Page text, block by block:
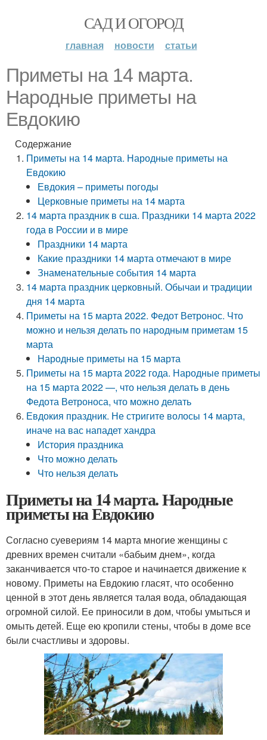
САД И ОГОРОД
главная новости статьи
Приметы на 14 марта.
Народные приметы на
Евдокию
Содержание
Приметы на 14 марта. Народные приметы на
Евдокию
Евдокия – приметы погоды
Церковные приметы на 14 марта
14 марта праздник в сша. Праздники 14 марта 2022
года в России и в мире
Праздники 14 марта
Какие праздники 14 марта отмечают в мире
Знаменательные события 14 марта
14 марта праздник церковный. Обычаи и традиции
дня 14 марта
Приметы на 15 марта 2022. Федот Ветронос. Что
можно и нельзя делать по народным приметам 15
марта
Народные приметы на 15 марта
Приметы на 15 марта 2022 года. Народные приметы
на 15 марта 2022 —, что нельзя делать в день
Федота Ветроноса, что можно делать
Евдокия праздник. Не стригите волосы 14 марта,
иначе на вас нападет хандра
История праздника
Что можно делать
Что нельзя делать
Приметы на 14 марта. Народные
приметы на Евдокию
Согласно суевериям 14 марта многие женщины с
древних времен считали «бабьим днем», когда
заканчивается что-то старое и начинается движение к
новому. Приметы на Евдокию гласят, что особенно
ценной в этот день является талая вода, обладающая
огромной силой. Ее приносили в дом, чтобы умыться и
омыть детей. Еще ею кропили стены, чтобы в доме все
были счастливы и здоровы.